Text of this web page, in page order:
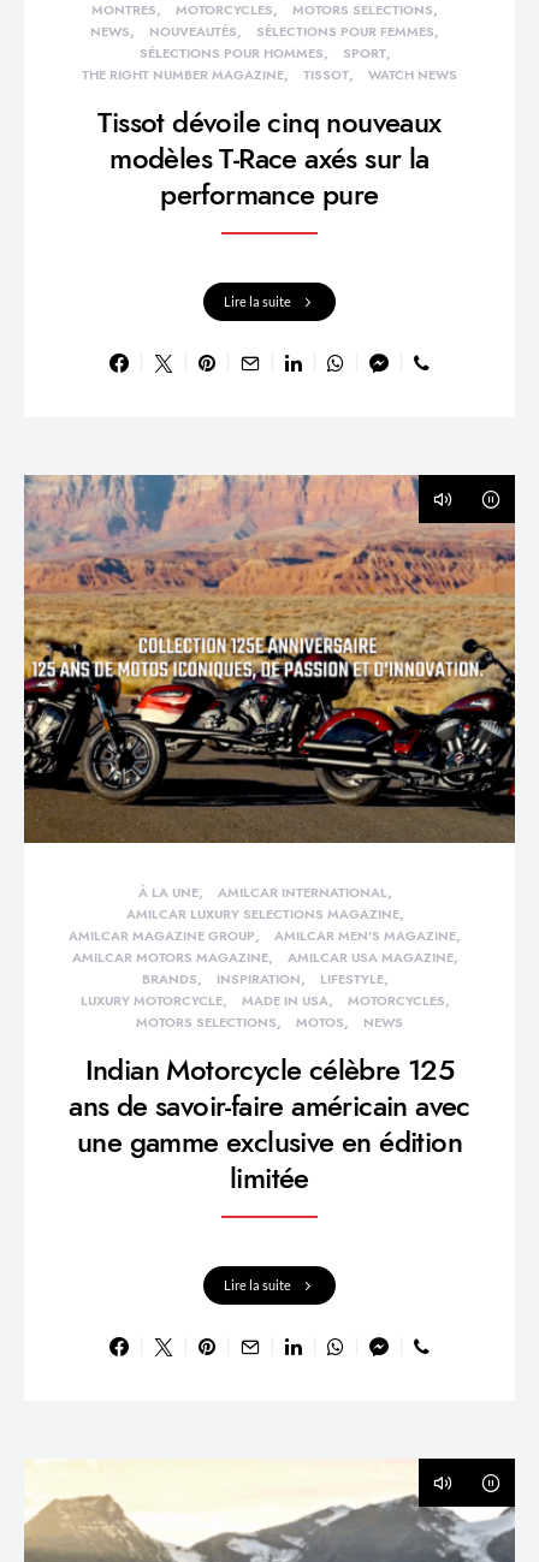
MONTRES
MOTORCYCLES
MOTORS SELECTIONS
NEWS
NOUVEAUTÉS
SÉLECTIONS POUR FEMMES
SÉLECTIONS POUR HOMMES
SPORT
THE RIGHT NUMBER MAGAZINE
TISSOT WATCH NEWS
Tissot dévoile cinq nouveaux
modèles T-Race axés sur la
performance pure
Lire la suite
À LA UNE
AMILCAR INTERNATIONAL
AMILCAR LUXURY SELECTIONS MAGAZINE
AMILCAR MAGAZINE GROUP
AMILCAR MEN'S MAGAZINE
AMILCAR MOTORS MAGAZINE
AMILCAR USA MAGAZINE
BRANDS
INSPIRATION
LIFESTYLE
LUXURY MOTORCYCLE
MADE IN USA
MOTORCYCLES
MOTORS SELECTIONS
MOTOS NEWS
Indian Motorcycle célèbre 125
ans de savoir-faire américain avec
une gamme exclusive en édition
limitée
Lire la suite